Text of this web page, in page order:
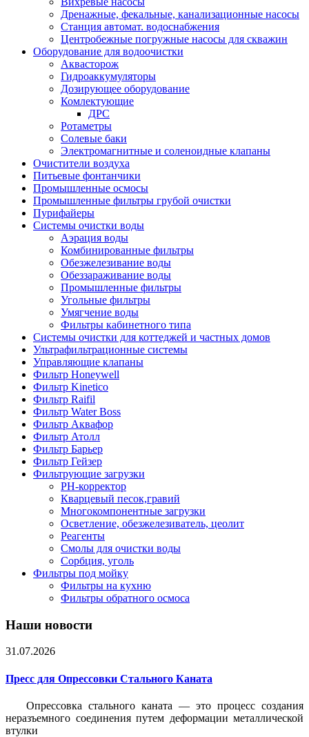
Дренажные, фекальные, канализационные насосы
Станция автомат. водоснабжения
Центробежные погружные насосы для скважин
Оборудование для водоочистки
Аквасторож
Гидроаккумуляторы
Дозирующее оборудование
Комлектующие
ДРС
Ротаметры
Солевые баки
Электромагнитные и соленоидные клапаны
Очистители воздуха
Питьевые фонтанчики
Промышленные осмосы
Промышленные фильтры грубой очистки
Пурифайеры
Системы очистки воды
Аэрация воды
Комбинированные фильтры
Обезжелезивание воды
Обеззараживание воды
Промышленные фильтры
Угольные фильтры
Умягчение воды
Фильтры кабинетного типа
Системы очистки для коттеджей и частных домов
Ультрафильтрационные системы
Управляющие клапаны
Фильтр Honeywell
Фильтр Kinetico
Фильтр Raifil
Фильтр Water Boss
Фильтр Аквафор
Фильтр Атолл
Фильтр Барьер
Фильтр Гейзер
Фильтрующие загрузки
PH-корректор
Кварцевый песок,гравий
Многокомпонентные загрузки
Осветление, обезжелезиватель, цеолит
Реагенты
Смолы для очистки воды
Сорбция, уголь
Фильтры под мойку
Фильтры на кухню
Фильтры обратного осмоса
Наши новости
31.07.2026
Пресс для Опрессовки Стального Каната
Опрессовка стального каната — это процесс создания
неразъемного соединения путем деформации металлической
втулки